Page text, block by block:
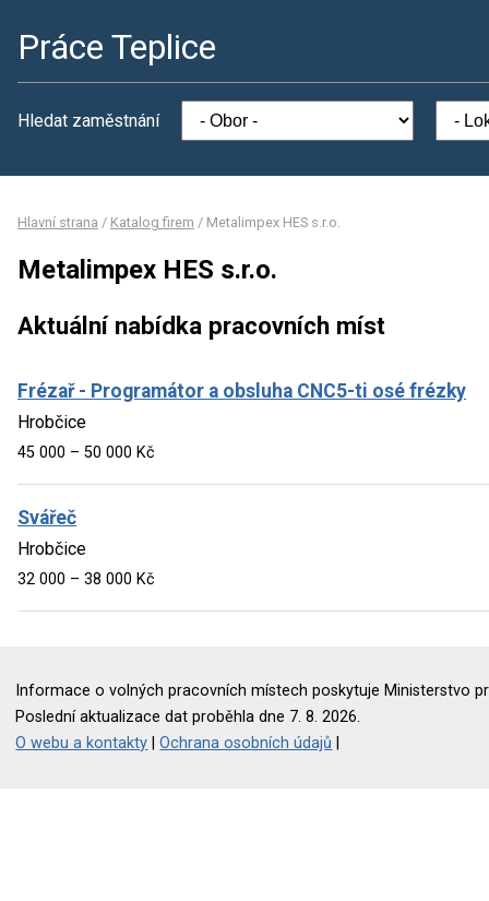
Práce Teplice
Hledat zaměstnání
Hlavní strana / Katalog firem / Metalimpex HES s.r.o.
Metalimpex HES s.r.o.
Aktuální nabídka pracovních míst
Frézař - Programátor a obsluha CNC5-ti osé frézky
Hrobčice
45 000 – 50 000 Kč
Svářeč
Hrobčice
32 000 – 38 000 Kč
Informace o volných pracovních místech poskytuje Ministerstvo
Poslední aktualizace dat proběhla dne 7. 8. 2026.
O webu a kontakty |Ochrana osobních údajů